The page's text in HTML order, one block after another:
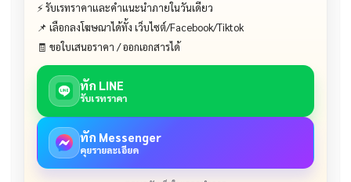
⚡ รับเรทราคาและคำแนะนำภายในวันเดียว
📌 เลือกลงโฆษณาได้ทั้ง เว็บไซต์/Facebook/Tiktok
🧾 ขอใบเสนอราคา / ออกเอกสารได้
ทัก LINE
รับเรทราคา
ทัก Messenger
คุยรายละเอียด